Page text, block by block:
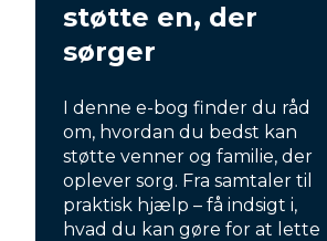
støtte en, der
sørger
I denne e-bog finder du råd
om, hvordan du bedst kan
støtte venner og familie, der
oplever sorg. Fra samtaler til
praktisk hjælp – få indsigt i,
hvad du kan gøre for at lette